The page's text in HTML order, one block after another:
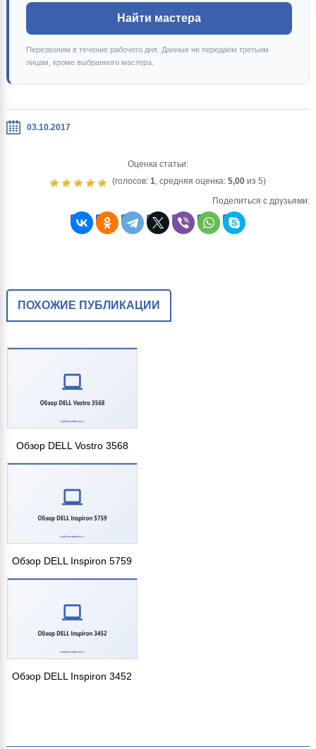
Найти мастера
Перезвоним в течение рабочего дня. Данные не передаём третьим
лицам, кроме выбранного мастера.
03.10.2017
Оценка статьи:
(голосов: 1 , средняя оценка: 5,00из 5)
Поделиться с друзьями:
ПОХОЖИЕ ПУБЛИКАЦИИ
Обзор DELL Vostro 3568
Обзор DELL Inspiron 5759
Обзор DELL Inspiron 3452